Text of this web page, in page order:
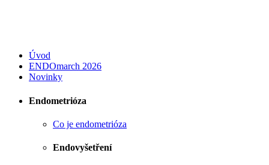
Úvod
ENDOmarch 2026
Novinky
Endometrióza
Co je endometrióza
Endovyšetření